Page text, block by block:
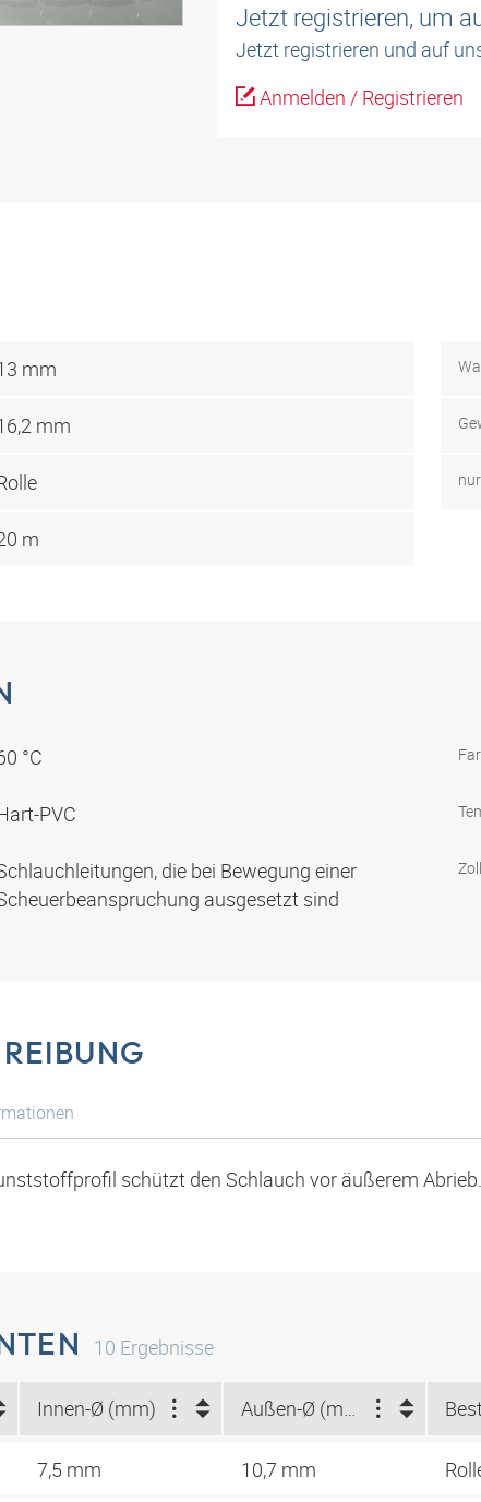
Jetzt registrieren, um
Jetzt registrieren und auf
Anmelden / Registrieren
mm
mm
m
°C
PVC
die bei Bewegung einer
ausgesetzt sind
schützt den Schlauch vor äußerem Abrieb.
10 Ergebnisse
Innen-Ø (mm) Außen-Ø (mm)
7,5 mm 10,7 mm